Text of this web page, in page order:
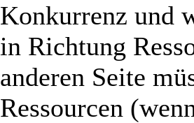
Konkurrenz und
in Richtung
anderen Seite
Ressourcen